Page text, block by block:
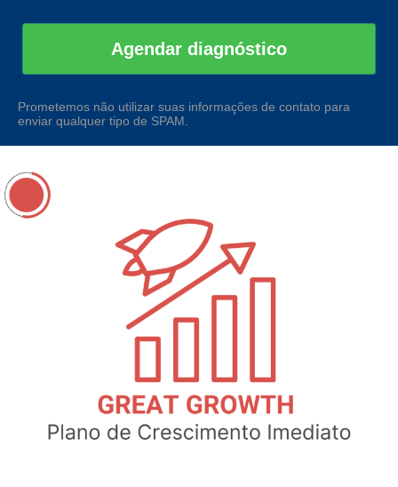
Agendar diagnóstico
Prometemos não utilizar suas informações de contato para
enviar qualquer tipo de SPAM.